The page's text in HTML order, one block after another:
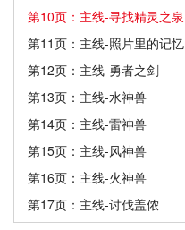
第10页：主线-寻找精灵之泉
第11页：主线-照片里的记忆
第12页：主线-勇者之剑
第13页：主线-水神兽
第14页：主线-雷神兽
第15页：主线-风神兽
第16页：主线-火神兽
第17页：主线-讨伐盖侬